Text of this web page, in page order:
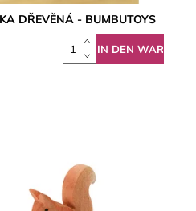
DŘEVĚNÁ - BUMBUTOYS